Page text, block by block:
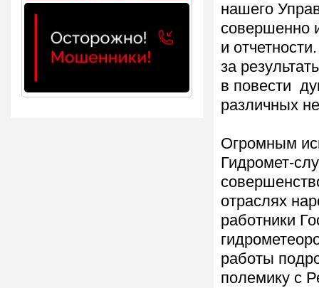
нашего
совершенно
и
за
в повести
различных
Огромным
Гидромет-
отраслях
работники
работы
полемику с